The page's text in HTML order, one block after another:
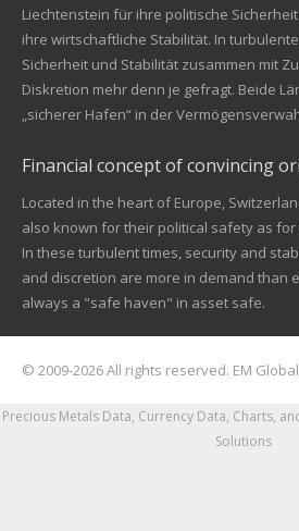
Liechtenstein für ihre politische
ihre wirtschaftliche Stabilität. In
Sicherheit und Stabilität zusammen mit
Diskretion mehr denn je gefragt. Beide
„sicherer Hafen“ in der
Financial concept of convincing
Located in the heart of Europe,
also known for their political safety as
In these turbulent times, security and
and discretion are more in demand than
always a "safe haven" in asset safe.
© 2009-2026 All rights reserved. EM
Precious Metals Data, Currency Data, Charts,
Solutions
4,67 / 5,00
42
Blick aufs